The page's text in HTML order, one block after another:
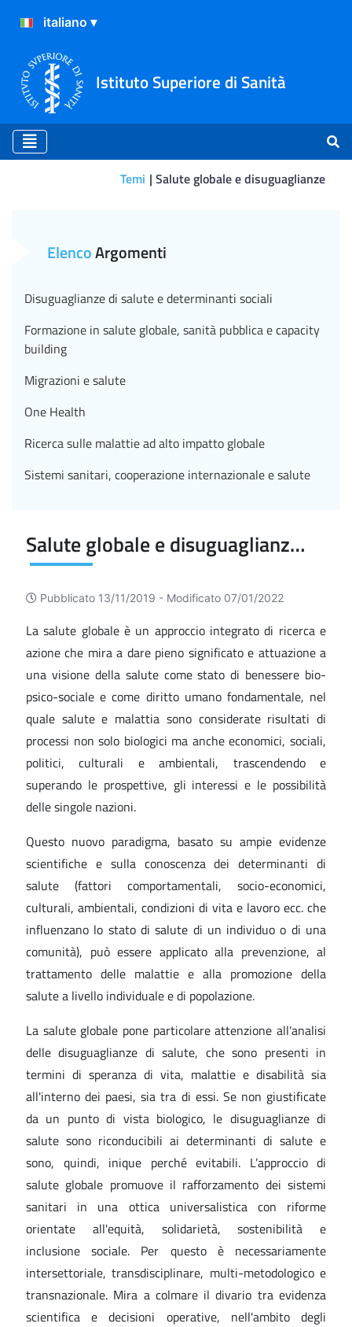
Istituto Superiore di Sanità
Temi Salute globale e disuguaglianze
Salute globale e disuguaglianze di salute
Pubblicato 13/11/2019 - Modificato 07/01/2022
La salute globale è un approccio integrato di ricerca e
azione che mira a dare pieno significato e attuazione a
una visione della salute come stato di benessere bio-
psico-sociale e come diritto umano fondamentale, nel
quale salute e malattia sono considerate risultati di
processi non solo biologici ma anche economici, sociali,
politici, culturali e ambientali, trascendendo e
superando le prospettive, gli interessi e le possibilità
delle singole nazioni.
Questo nuovo paradigma, basato su ampie evidenze
scientifiche e sulla conoscenza dei determinanti di
salute (fattori comportamentali, socio-economici,
culturali, ambientali, condizioni di vita e lavoro ecc. che
influenzano lo stato di salute di un individuo o di una
comunità), può essere applicato alla prevenzione, al
trattamento delle malattie e alla promozione della
salute a livello individuale e di popolazione.
La salute globale pone particolare attenzione all'analisi
delle disuguaglianze di salute, che sono presenti in
termini di speranza di vita, malattie e disabilità sia
all'interno dei paesi, sia tra di essi. Se non giustificate
da un punto di vista biologico, le disuguaglianze di
salute sono riconducibili ai determinanti di salute e
sono, quindi, inique perché evitabili. L’approccio di
salute globale promuove il rafforzamento dei sistemi
sanitari in una ottica universalistica con riforme
orientate all'equità, solidarietà, sostenibilità e
inclusione sociale. Per questo è necessariamente
intersettoriale, transdisciplinare, multi-metodologico e
transnazionale. Mira a colmare il divario tra evidenza
scientifica e decisioni operative, nell'ambito degli
ElencoArgomenti
Disuguaglianze di salute e determinanti sociali
Formazione in salute globale, sanità pubblica e capacity
building
Migrazioni e salute
One Health
Ricerca sulle malattie ad alto impatto globale
Sistemi sanitari, cooperazione internazionale e salute